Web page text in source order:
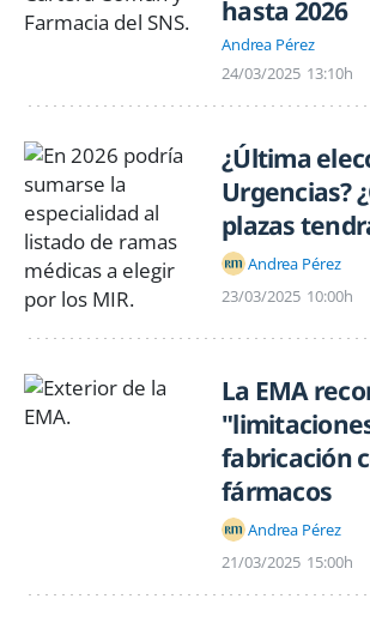
hasta 2026
Andrea Pérez
24/03/2025 13:10h
¿Última
Urgencias?
plazas
Andrea Pérez
23/03/2025 10:00h
La EMA
fabricación
fármacos
Andrea Pérez
21/03/2025 15:00h